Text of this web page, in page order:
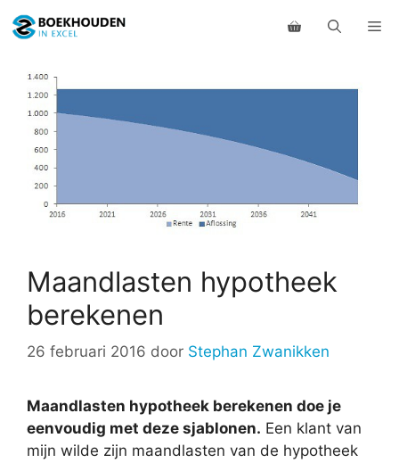
naar
inhoud
Maandlasten hypotheek
berekenen
26 februari 2016 door Stephan Zwanikken
Maandlasten hypotheek berekenen doe je
eenvoudig met deze sjablonen. Een klant van
mijn wilde zijn maandlasten van de hypotheek